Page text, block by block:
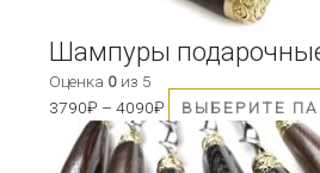
Шампуры
Оценка 0 из 5
3790₽ –4090₽ ВЫБЕРИТЕ